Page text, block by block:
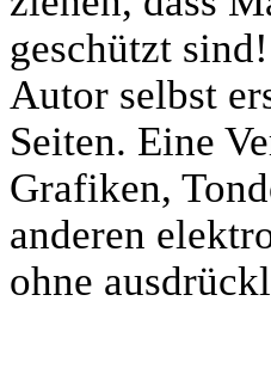
geschützt
Autor selbst
Seiten. Eine
Grafiken,
anderen
ohne